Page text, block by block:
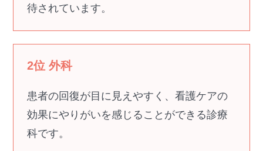
待されています。
2位 外科
患者の回復が目に見えやすく、看護ケアの
効果にやりがいを感じることができる診療
科です。